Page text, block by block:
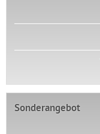
Sonderangebot